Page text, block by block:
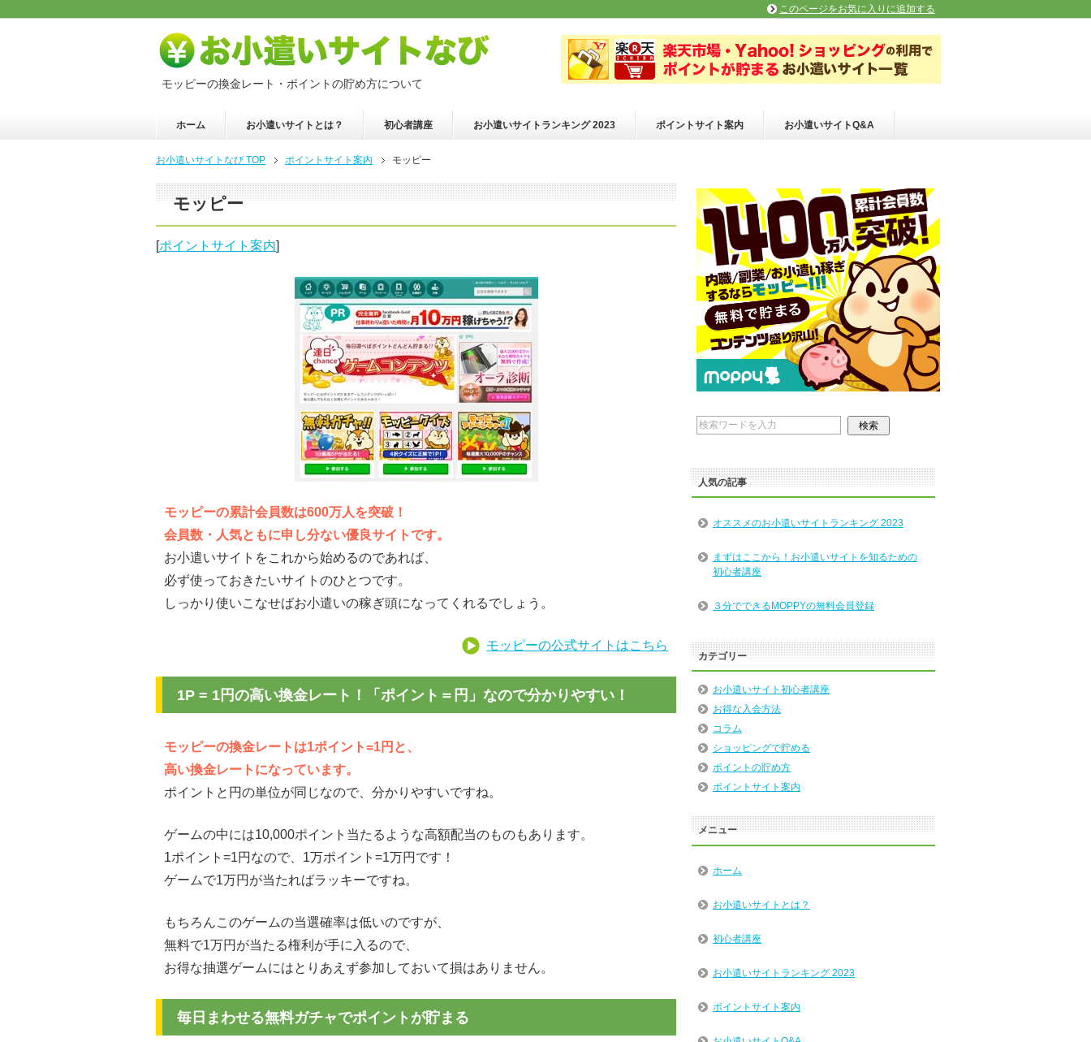
モッピーの換金レート・ポイントの貯め方について
ホーム お小遣いサイトとは？ 初心者講座 お小遣いサイトランキング 2023 ポイントサイト案内 お小遣いサイトQ&A
お小遣いサイトなび TOP ポイントサイト案内 モッピー
モッピー
[ポイントサイト案内]
モッピーの累計会員数は600万人を突破！
会員数・人気ともに申し分ない優良サイトです。
お小遣いサイトをこれから始めるのであれば、
必ず使っておきたいサイトのひとつです。
しっかり使いこなせばお小遣いの稼ぎ頭になってくれるでしょう。
モッピーの公式サイトはこちら
1P = 1円の高い換金レート！「ポイント＝円」なので分かりやすい！
モッピーの換金レートは1ポイント=1円と、
高い換金レートになっています。
ポイントと円の単位が同じなので、分かりやすいですね。
ゲームの中には10,000ポイント当たるような高額配当のものもあります。
1ポイント=1円なので、1万ポイント=1万円です！
ゲームで1万円が当たればラッキーですね。
もちろんこのゲームの当選確率は低いのですが、
無料で1万円が当たる権利が手に入るので、
お得な抽選ゲームにはとりあえず参加しておいて損はありません。
毎日まわせる無料ガチャでポイントが貯まる
人気の記事
オススメのお小遣いサイトランキング 2023
まずはここから！お小遣いサイトを知るための
初心者講座
３分でできるMOPPYの無料会員登録
カテゴリー
お小遣いサイト初心者講座
お得な入会方法
コラム
ショッピングで貯める
ポイントの貯め方
ポイントサイト案内
メニュー
ホーム
お小遣いサイトとは？
初心者講座
お小遣いサイトランキング 2023
ポイントサイト案内
このページをお気に入りに追加する